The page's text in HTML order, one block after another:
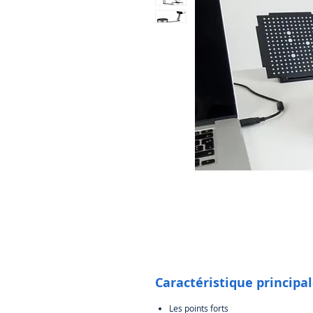
Caractéristique
Les points forts